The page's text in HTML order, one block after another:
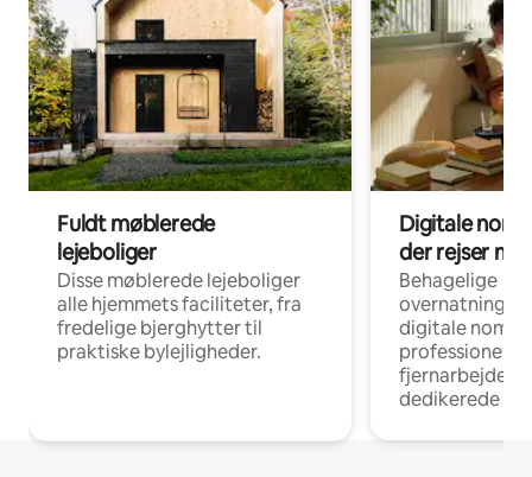
Fuldt møblerede
lejeboliger
Disse møblerede lejeboliger
alle hjemmets faciliteter, fra
fredelige bjerghytter til
praktiske bylejligheder.
Digitale
der rejser
Behagelige
digitale
professionelle
fjernarbejde,
dedikerede